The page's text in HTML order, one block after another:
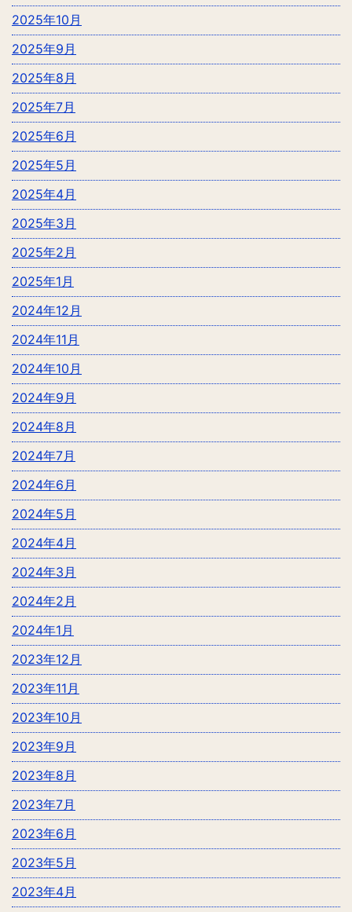
2025年10月
2025年9月
2025年8月
2025年7月
2025年6月
2025年5月
2025年4月
2025年3月
2025年2月
2025年1月
2024年12月
2024年11月
2024年10月
2024年9月
2024年8月
2024年7月
2024年6月
2024年5月
2024年4月
2024年3月
2024年2月
2024年1月
2023年12月
2023年11月
2023年10月
2023年9月
2023年8月
2023年7月
2023年6月
2023年5月
2023年4月